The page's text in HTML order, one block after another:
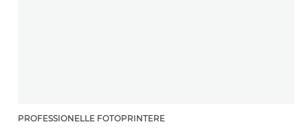
PROFESSIONELLE FOTOPRINTERE